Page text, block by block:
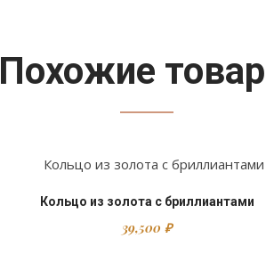
Похожие
Кольцо из золота с бриллиантами
39,500 ₽